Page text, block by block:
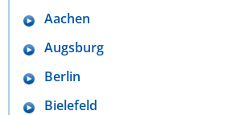
Aachen
Augsburg
Berlin
Bielefeld